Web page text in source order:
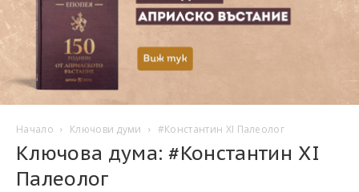
Начало Ключови думи #Константин XI Палеолог
Ключова дума: #Константин XI
Палеолог